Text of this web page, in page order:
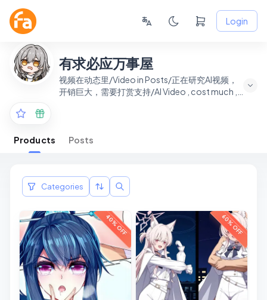
Login
有求必应万事屋
视频在动态里/Video in Posts/正在研究AI视频，
开销巨大，需要打赏支持/AI Video , cost much ,
Products Posts
Categories
40% OFF 60% OFF